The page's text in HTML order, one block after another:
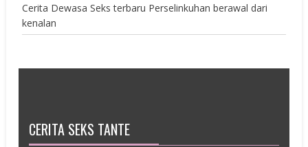
Cerita Dewasa Seks terbaru Perselinkuhan berawal dari
kenalan
CERITA SEKS TANTE